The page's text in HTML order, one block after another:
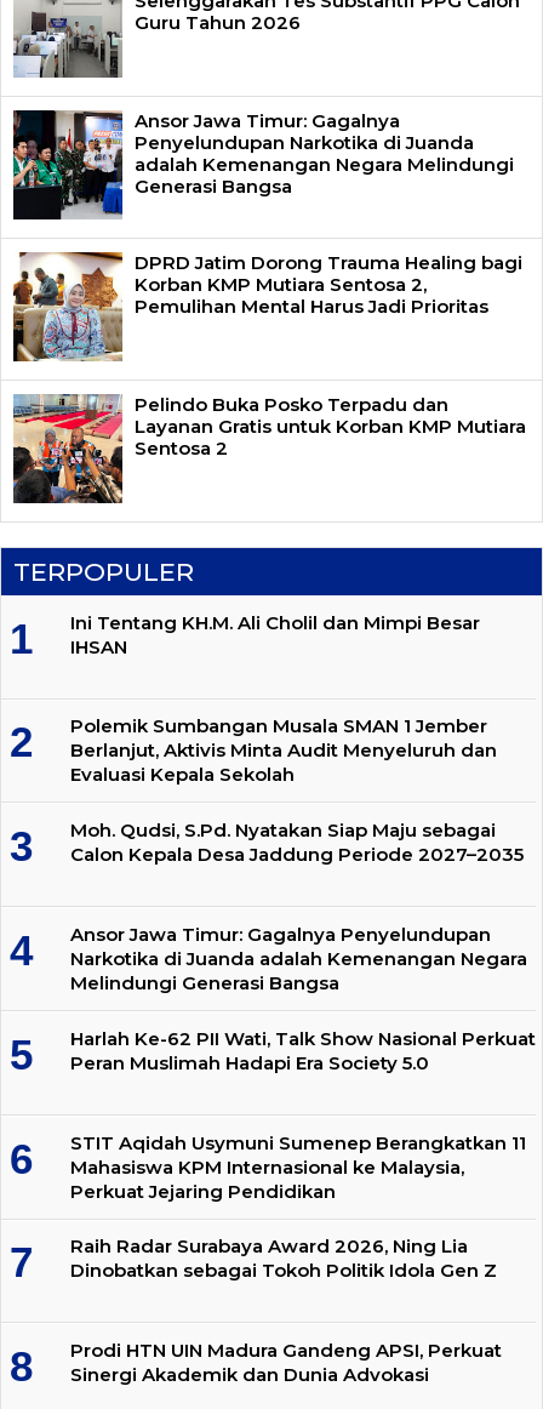
Guru Tahun 2026
Ansor Jawa Timur: Gagalnya
Penyelundupan Narkotika di Juanda
adalah Kemenangan Negara Melindungi
Generasi Bangsa
DPRD Jatim Dorong Trauma Healing bagi
Korban KMP Mutiara Sentosa 2,
Pemulihan Mental Harus Jadi Prioritas
Pelindo Buka Posko Terpadu dan
Layanan Gratis untuk Korban KMP Mutiara
Sentosa 2
TERPOPULER
Ini Tentang KH.M. Ali Cholil dan Mimpi Besar
IHSAN
Polemik Sumbangan Musala SMAN 1 Jember
Berlanjut, Aktivis Minta Audit Menyeluruh dan
Evaluasi Kepala Sekolah
Moh. Qudsi, S.Pd. Nyatakan Siap Maju sebagai
Calon Kepala Desa Jaddung Periode 2027–2035
Ansor Jawa Timur: Gagalnya Penyelundupan
Narkotika di Juanda adalah Kemenangan Negara
Melindungi Generasi Bangsa
Harlah Ke-62 PII Wati, Talk Show Nasional Perkuat
Peran Muslimah Hadapi Era Society 5.0
STIT Aqidah Usymuni Sumenep Berangkatkan 11
Mahasiswa KPM Internasional ke Malaysia,
Perkuat Jejaring Pendidikan
Raih Radar Surabaya Award 2026, Ning Lia
Dinobatkan sebagai Tokoh Politik Idola Gen Z
Prodi HTN UIN Madura Gandeng APSI, Perkuat
Sinergi Akademik dan Dunia Advokasi